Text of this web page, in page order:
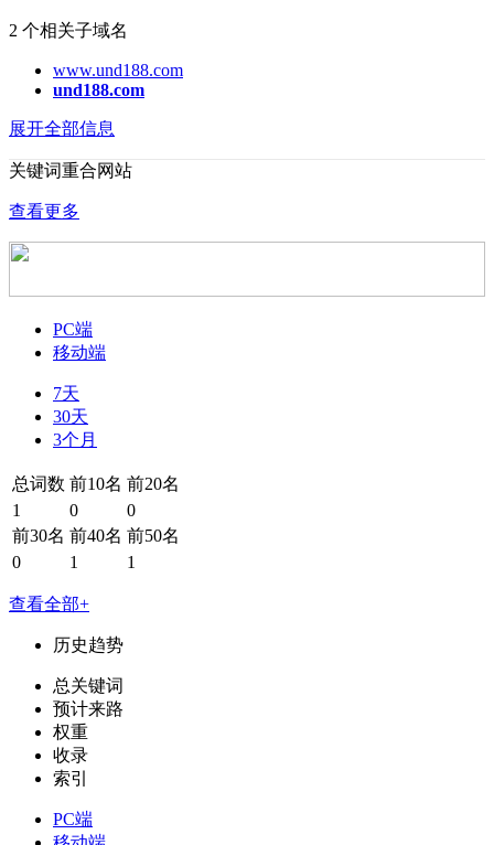
2 个相关子域名
www.und188.com
und188.com
展开全部信息
关键词重合网站
查看更多
PC端
移动端
7天
30天
3个月
总词数 前10名 前20名
1
0
0
前30名 前40名 前50名
0
1 1
查看全部+
历史趋势
总关键词
预计来路
权重
收录
索引
PC端